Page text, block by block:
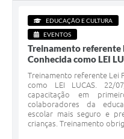
EDUCAÇÃO E CULTURA
EVENTOS
Treinamento referente
Conhecida como LEI
Treinamento referente Lei
como LEI LUCAS. 22/
capacitação em
colaboradores da
escolar mais seguro e
crianças. Treinamento